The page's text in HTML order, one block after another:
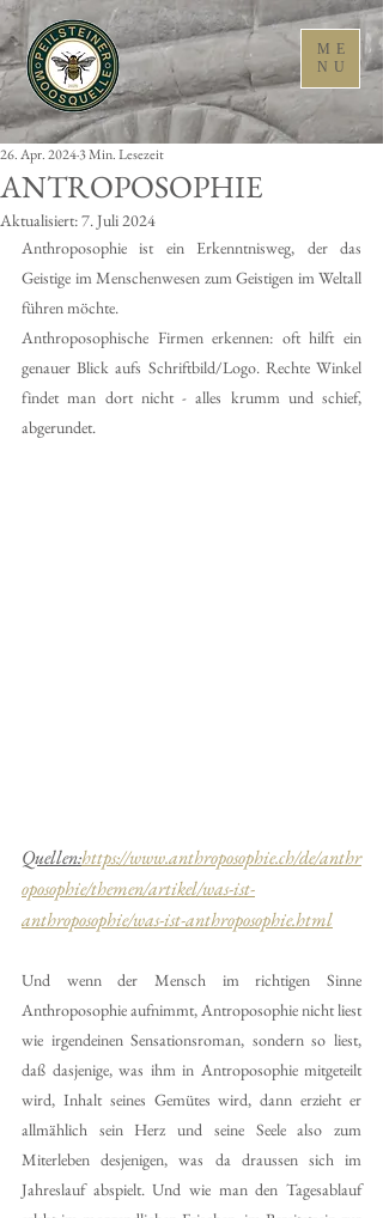
ME
NU
ANTROPOSOPHIE
26. Apr. 20243 Min. Lesezeit
Aktualisiert:7. Juli 2024
Anthroposophie ist ein Erkenntnisweg, der das
Geistige im Menschenwesen zum Geistigen im Weltall
führen möchte.
Anthroposophische Firmen erkennen: oft hilft ein
genauer Blick aufs Schriftbild/Logo. Rechte Winkel
findet man dort nicht - alles krumm und schief,
abgerundet.
Quellen:https://www.anthroposophie.ch/de/anthr
oposophie/themen/artikel/was-ist-
anthroposophie/was-ist-anthroposophie.html
Und wenn der Mensch im richtigen Sinne
Anthroposophie aufnimmt, Antroposophie nicht liest
wie irgendeinen Sensationsroman, sondern so liest,
daß dasjenige, was ihm in Antroposophie mitgeteilt
wird, Inhalt seines Gemütes wird, dann erzieht er
allmählich sein Herz und seine Seele also zum
Miterleben desjenigen, was da draussen sich im
Jahreslauf abspielt. Und wie man den Tagesablauf